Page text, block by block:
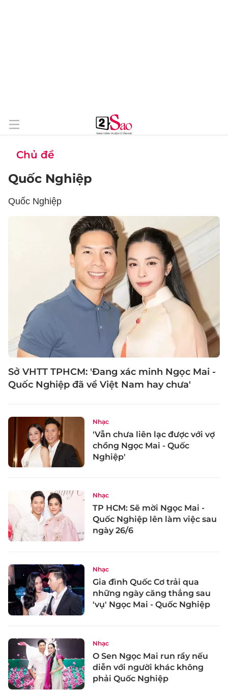
Chủ đề
Quốc Nghiệp
Quốc Nghiệp
Sở VHTT TPHCM: 'Đang xác minh Ngọc Mai -
Quốc Nghiệp đã về Việt Nam hay chưa'
Nhạc
'Vẫn chưa liên lạc được với vợ
chồng Ngọc Mai - Quốc
Nghiệp'
Nhạc
TP HCM: Sẽ mời Ngọc Mai -
Quốc Nghiệp lên làm việc sau
ngày 26/6
Nhạc
Gia đình Quốc Cơ trải qua
những ngày căng thẳng sau
'vụ' Ngọc Mai - Quốc Nghiệp
Nhạc
O Sen Ngọc Mai run rẩy nếu
diễn với người khác không
phải Quốc Nghiệp